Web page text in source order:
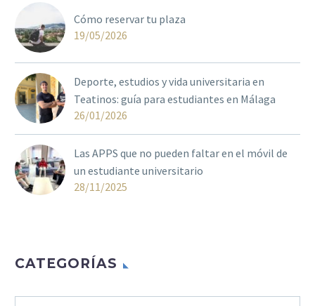
Cómo reservar tu plaza
19/05/2026
Deporte, estudios y vida universitaria en
Teatinos: guía para estudiantes en Málaga
26/01/2026
Las APPS que no pueden faltar en el móvil de
un estudiante universitario
28/11/2025
CATEGORÍAS